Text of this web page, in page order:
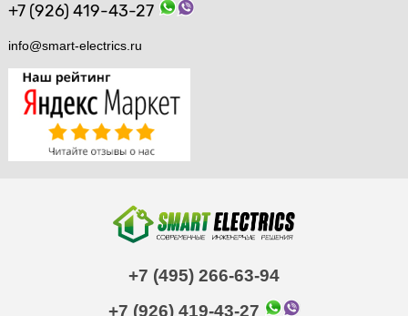
+7 (926) 419-43-27
info@smart-electrics.ru
+7 (495) 266-63-94
+7 (926) 419-43-27